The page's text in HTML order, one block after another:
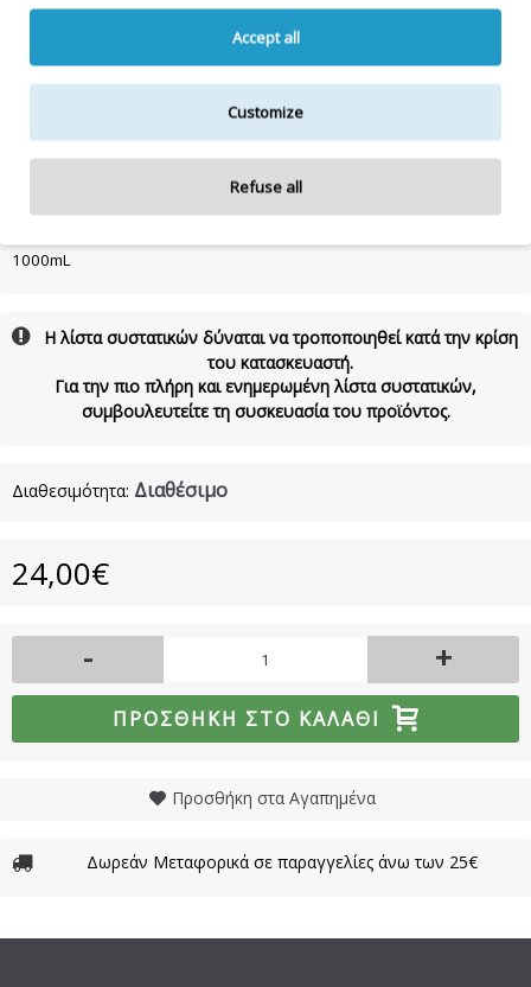
GLYCOL, MAGNESIUM NITRATE, MAGNESIUM CHLORIDE, SODIUM
BENZOATE, POLYQUATERNIUM-7, COCAMIDE MEA, PEG-200
HYDROGENATED GLYCERYL PALMATE, DISODIUM EDTA, LAURETH-10,
CITRIC ACID, BENZYL ALCOHOL, LAURETH-23, DISODIUM LAURETH
SULFOSUCCINATE, LAURETH-4, LAURETH-2, TETRAMETHYL
ACETYLOCTAHYDRONAPHTHALENES, HEXAMETHYLINDANOPYRAN ,
HEXADECANOLACTONE , PHENOXYETHANOL, ETHYLHEXYLGLYCERIN,
METHYLCHLOROISOTHIAZOLINONE, METHYLISOTHIAZOLINONE, CI
42090 / BLUE 1
1000mL
Η λίστα συστατικών δύναται να τροποποιηθεί κατά την κρίση
του κατασκευαστή.
Για την πιο πλήρη και ενημερωμένη λίστα συστατικών,
συμβουλευτείτε τη συσκευασία του προϊόντος.
Διαθεσιμότητα: Διαθέσιμο
24,00€
- +
ΠΡΟΣΘΉΚΗ ΣΤΟ ΚΑΛΆΘΙ
Προσθήκη στα Αγαπημένα
Δωρεάν Μεταφορικά σε παραγγελίες άνω των 25€
Accept all
Customize
Refuse all